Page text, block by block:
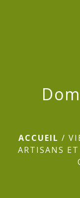
ACCUEIL /
ARTISANS